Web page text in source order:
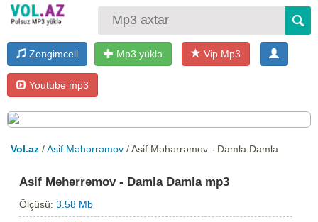
Zengimcell Mp3 yüklə Vip Mp3
Youtube mp3
Vol.az /Asif Məhərrəmov / Asif Məhərrəmov - Damla Damla
Asif Məhərrəmov - Damla Damla mp3
Ölçüsü:3.58 Mb